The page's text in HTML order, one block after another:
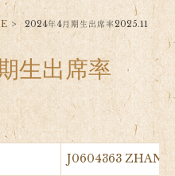
> 2024年4月期生出席率2025.11
生出席率
J0604363